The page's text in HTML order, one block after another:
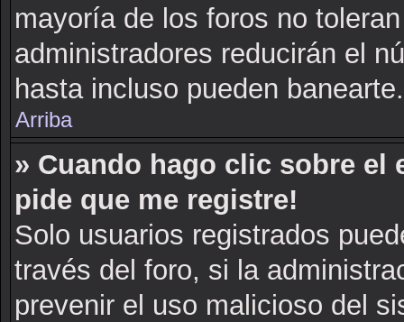
mayoría de los foros no
administradores reducirán el
hasta incluso pueden banearte.
Arriba
» Cuando hago clic sobre el
pide que me registre!
Solo usuarios registrados
través del foro, si la
prevenir el uso malicioso del